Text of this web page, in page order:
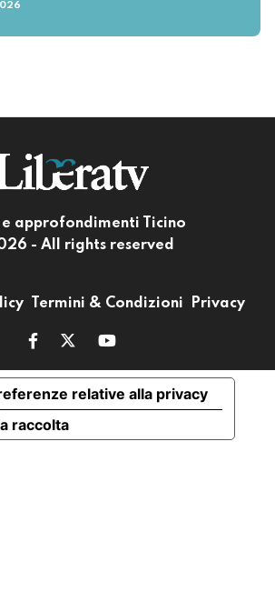
e approfondimenti Ticino
- All rights reserved
Termini & Condizioni Privacy
raccolta
relative alla privacy